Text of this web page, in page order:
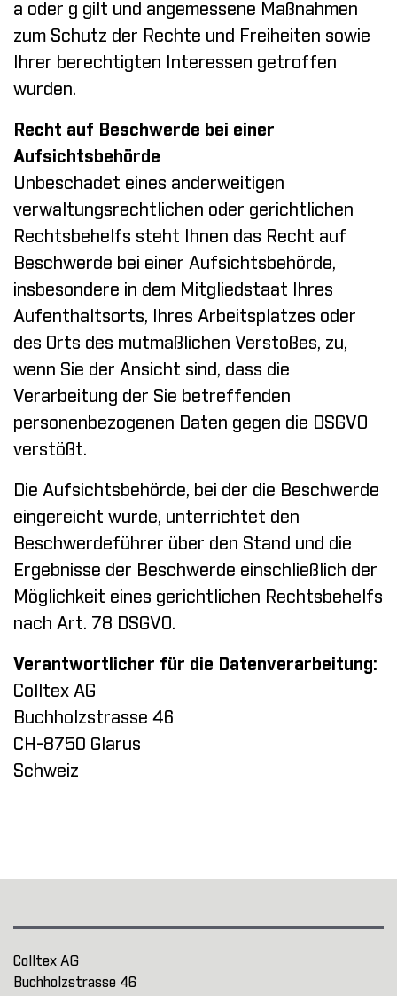
a oder g gilt und angemessene Maßnahmen
zum Schutz der Rechte und Freiheiten sowie
Ihrer berechtigten Interessen getroffen
wurden.
Recht auf Beschwerde bei einer
Aufsichtsbehörde
Unbeschadet eines anderweitigen
verwaltungsrechtlichen oder gerichtlichen
Rechtsbehelfs steht Ihnen das Recht auf
Beschwerde bei einer Aufsichtsbehörde,
insbesondere in dem Mitgliedstaat Ihres
Aufenthaltsorts, Ihres Arbeitsplatzes oder
des Orts des mutmaßlichen Verstoßes, zu,
wenn Sie der Ansicht sind, dass die
Verarbeitung der Sie betreffenden
personenbezogenen Daten gegen die DSGVO
verstößt.
Die Aufsichtsbehörde, bei der die Beschwerde
eingereicht wurde, unterrichtet den
Beschwerdeführer über den Stand und die
Ergebnisse der Beschwerde einschließlich der
Möglichkeit eines gerichtlichen Rechtsbehelfs
nach Art. 78 DSGVO.
Verantwortlicher für die Datenverarbeitung:
Colltex AG
Buchholzstrasse 46
CH-8750 Glarus
Schweiz
Colltex AG
Buchholzstrasse 46